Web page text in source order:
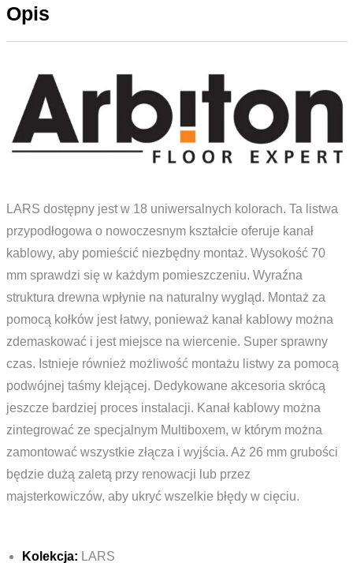
Opis
LARS dostępny jest w 18 uniwersalnych kolorach. Ta listwa
przypodłogowa o nowoczesnym kształcie oferuje kanał
kablowy, aby pomieścić niezbędny montaż. Wysokość 70
mm sprawdzi się w każdym pomieszczeniu. Wyraźna
struktura drewna wpłynie na naturalny wygląd. Montaż za
pomocą kołków jest łatwy, ponieważ kanał kablowy można
zdemaskować i jest miejsce na wiercenie. Super sprawny
czas. Istnieje również możliwość montażu listwy za pomocą
podwójnej taśmy klejącej. Dedykowane akcesoria skrócą
jeszcze bardziej proces instalacji. Kanał kablowy można
zintegrować ze specjalnym Multiboxem, w którym można
zamontować wszystkie złącza i wyjścia. Aż 26 mm grubości
będzie dużą zaletą przy renowacji lub przez
majsterkowiczów, aby ukryć wszelkie błędy w cięciu.
Kolekcja: LARS